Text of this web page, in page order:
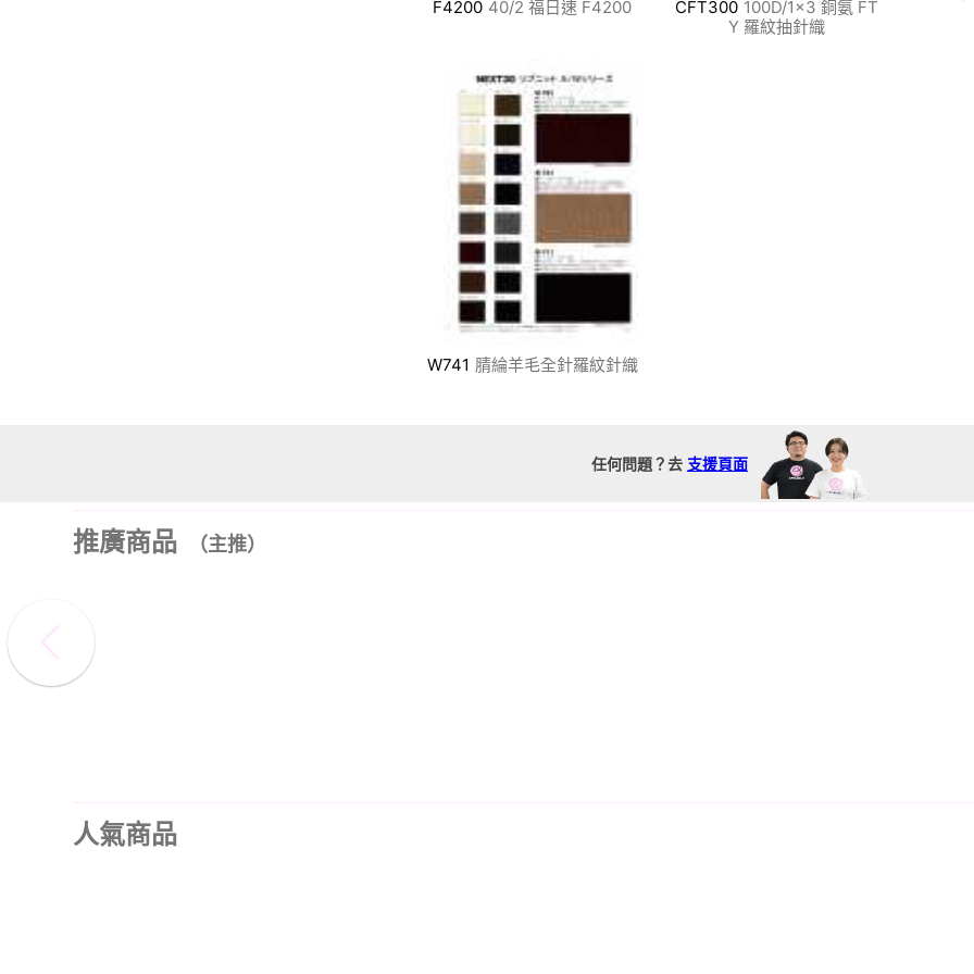
F4200 40/2 福日速 F4200 CFT300 100D/1x3 銅氨 FT
Y 羅紋抽針織
W741 腈綸羊毛全針羅紋針織
任何問題？去 支援頁面
推廣商品 （主推）
人氣商品